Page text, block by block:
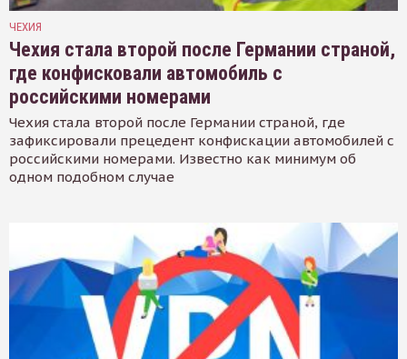
ЧЕХИЯ
Чехия стала второй после Германии страной,
где конфисковали автомобиль с
российскими номерами
Чехия стала второй после Германии страной, где
зафиксировали прецедент конфискации автомобилей с
российскими номерами. Известно как минимум об
одном подобном случае